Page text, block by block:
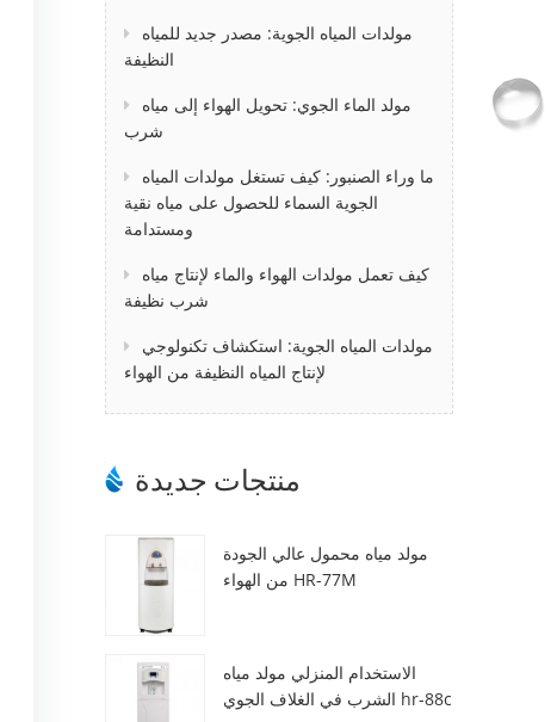
مولدات المياه الجوية: مصدر جديد للمياه
النظيفة
مولد الماء الجوي: تحويل الهواء إلى مياه
شرب
ما وراء الصنبور: كيف تستغل مولدات المياه
الجوية السماء للحصول على مياه نقية
ومستدامة
كيف تعمل مولدات الهواء والماء لإنتاج مياه
شرب نظيفة
مولدات المياه الجوية: استكشاف تكنولوجي
لإنتاج المياه النظيفة من الهواء
منتجات جديدة
مولد مياه محمول عالي الجودة
من الهواء HR-77M
الاستخدام المنزلي مولد مياه
الشرب في الغلاف الجوي hr-88c